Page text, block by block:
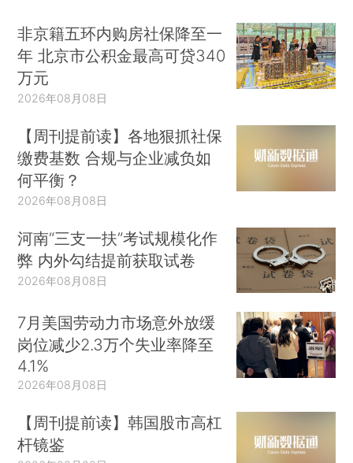
非京籍五环内购房社保降至一
年 北京市公积金最高可贷340
万元
2026年08月08日
【周刊提前读】各地狠抓社保
缴费基数 合规与企业减负如
何平衡？
2026年08月08日
河南“三支一扶”考试规模化作
弊 内外勾结提前获取试卷
2026年08月08日
7月美国劳动力市场意外放缓
岗位减少2.3万个失业率降至
4.1%
2026年08月08日
【周刊提前读】韩国股市高杠
杆镜鉴